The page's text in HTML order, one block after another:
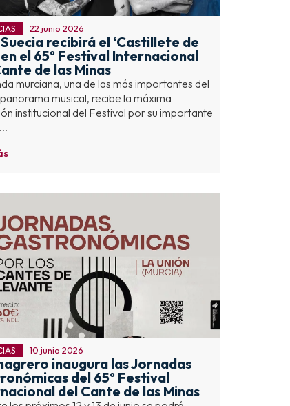
22 junio 2026
recibirá el ‘Castillete de
en el 65º Festival Internacional
de las Minas
murciana, una de las más importantes del
musical, recibe la máxima
institucional del Festival por su importante
10 junio 2026
inaugura las Jornadas
del 65º Festival
del Cante de las Minas